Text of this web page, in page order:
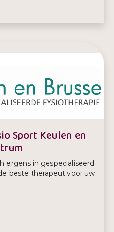
Sport Keulen en
ergens in gespecialiseerd
beste therapeut voor uw